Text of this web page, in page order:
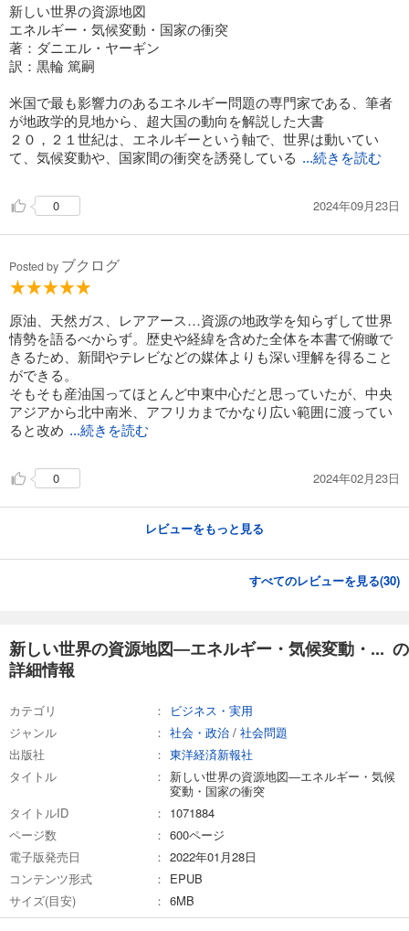
新しい世界の資源地図
エネルギー・気候変動・国家の衝突
著：ダニエル・ヤーギン
訳：黒輪 篤嗣
米国で最も影響力のあるエネルギー問題の専門家である、筆者
が地政学的見地から、超大国の動向を解説した大書
２０，２１世紀は、エネルギーという軸で、世界は動いてい
て、気候変動や、国家間の衝突を誘発している ...続きを読む
0 2024年09月23日
Posted by ブクログ
原油、天然ガス、レアアース…資源の地政学を知らずして世界
情勢を語るべからず。歴史や経緯を含めた全体を本書で俯瞰で
きるため、新聞やテレビなどの媒体よりも深い理解を得ること
ができる。
そもそも産油国ってほとんど中東中心だと思っていたが、中央
アジアから北中南米、アフリカまでかなり広い範囲に渡ってい
ると改め ...続きを読む
0 2024年02月23日
レビューをもっと見る
すべてのレビューを見る(30)
新しい世界の資源地図―エネルギー・気候変動・... の
詳細情報
カテゴリ
ビジネス・実用
ジャンル
社会・政治 / 社会問題
出版社
東洋経済新報社
タイトル
新しい世界の資源地図―エネルギー・気候
変動・国家の衝突
タイトルID
1071884
ページ数
600ページ
電子版発売日
2022年01月28日
コンテンツ形式
EPUB
サイズ(目安)
6MB